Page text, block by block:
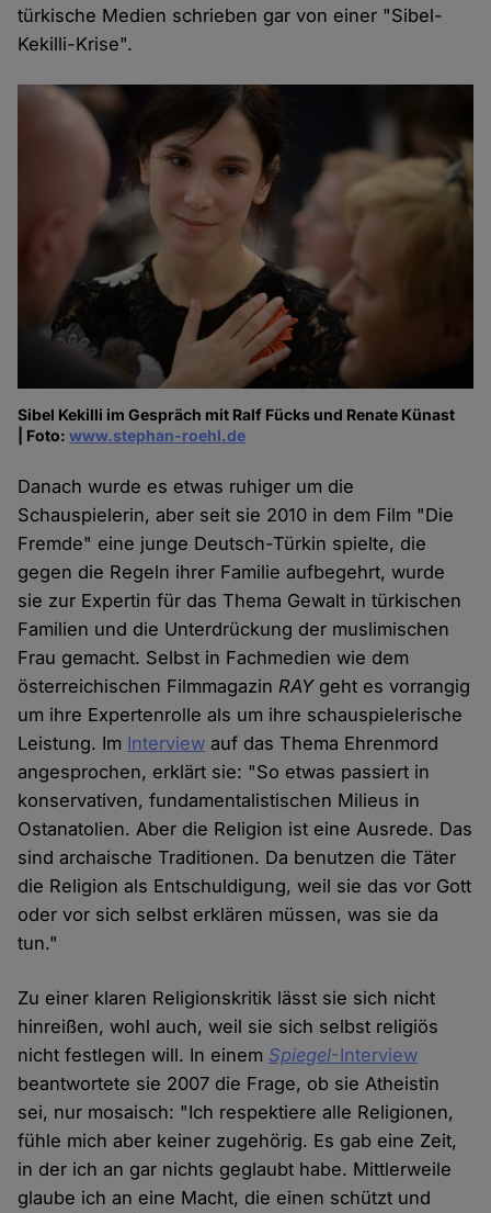
türkische Medien schrieben gar von einer "Sibel-
Kekilli-Krise".
Sibel Kekilli im Gespräch mit Ralf Fücks und Renate Künast
| Foto:www.stephan-roehl.de
Danach wurde es etwas ruhiger um die
Schauspielerin, aber seit sie 2010 in dem Film "Die
Fremde" eine junge Deutsch-Türkin spielte, die
gegen die Regeln ihrer Familie aufbegehrt, wurde
sie zur Expertin für das Thema Gewalt in türkischen
Familien und die Unterdrückung der muslimischen
Frau gemacht. Selbst in Fachmedien wie dem
österreichischen Filmmagazin RAYgeht es vorrangig
um ihre Expertenrolle als um ihre schauspielerische
Leistung. Im Interview auf das Thema Ehrenmord
angesprochen, erklärt sie: "So etwas passiert in
konservativen, fundamentalistischen Milieus in
Ostanatolien. Aber die Religion ist eine Ausrede. Das
sind archaische Traditionen. Da benutzen die Täter
die Religion als Entschuldigung, weil sie das vor Gott
oder vor sich selbst erklären müssen, was sie da
tun."
Zu einer klaren Religionskritik lässt sie sich nicht
hinreißen, wohl auch, weil sie sich selbst religiös
nicht festlegen will. In einem Spiegel-Interview
beantwortete sie 2007 die Frage, ob sie Atheistin
sei, nur mosaisch: "Ich respektiere alle Religionen,
fühle mich aber keiner zugehörig. Es gab eine Zeit,
in der ich an gar nichts geglaubt habe. Mittlerweile
glaube ich an eine Macht, die einen schützt und